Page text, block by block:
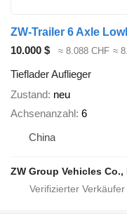
ZW-Trailer 6 Axle
10.000 $
≈ 8.088 CHF ≈
Tieflader Auflieger
Zustand neu
Achsenanzahl 6
China
ZW Group Vehicles Co.,